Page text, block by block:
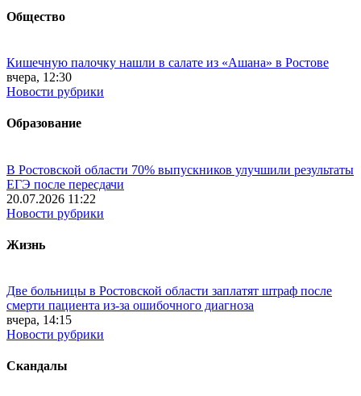
Общество
Кишечную палочку нашли в салате из «Ашана» в Ростове
вчера, 12:30
Новости рубрики
Образование
В Ростовской области 70% выпускников улучшили результаты
ЕГЭ после пересдачи
20.07.2026 11:22
Новости рубрики
Жизнь
Две больницы в Ростовской области заплатят штраф после
смерти пациента из-за ошибочного диагноза
вчера, 14:15
Новости рубрики
Скандалы